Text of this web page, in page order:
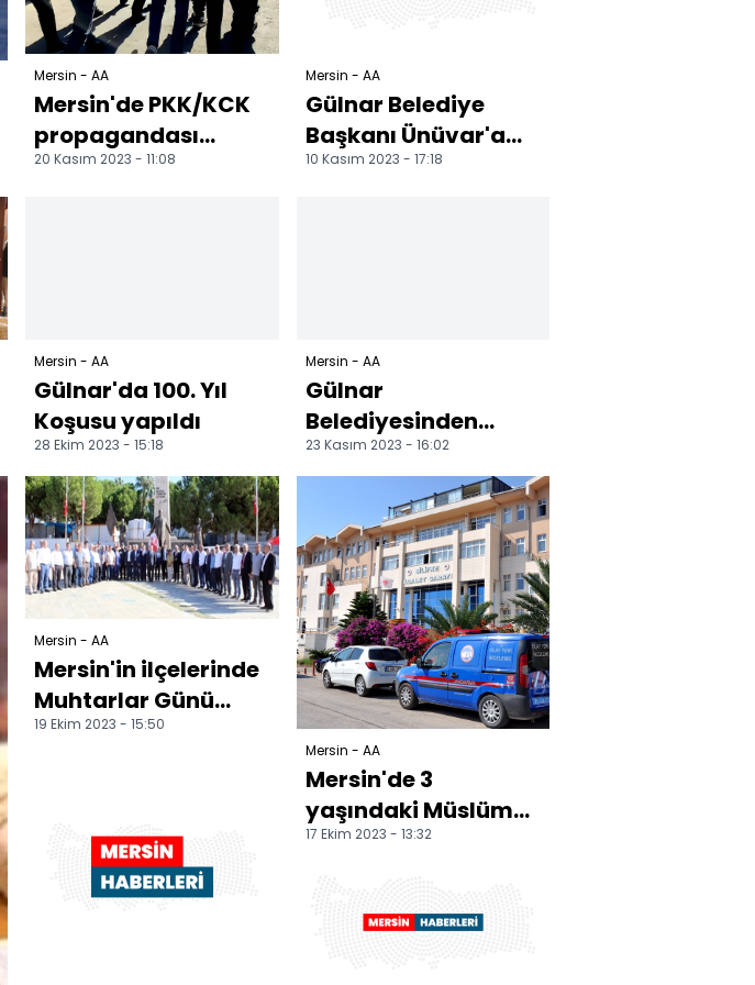
Mersin - AA
Mersin'de PKK/KCK
propagandası
yaptıkları iddiasıyla
20 Kasım 2023 - 11:08
Mersin - AA
Gülnar Belediye
Başkanı Ünüvar'a
Türk Kızılay'dan
10 Kasım 2023 - 17:18
Mersin - AA
Gülnar'da 100. Yıl
Koşusu yapıldı
28 Ekim 2023 - 15:18
Mersin - AA
Gülnar
Belediyesinden
toplu açılış
23 Kasım 2023 - 16:02
Mersin - AA
Mersin'in ilçelerinde
Muhtarlar Günü
kutlandı
19 Ekim 2023 - 15:50
Mersin - AA
Mersin'de 3
yaşındaki Müslüme
Yağal'ın ölümüne
17 Ekim 2023 - 13:32